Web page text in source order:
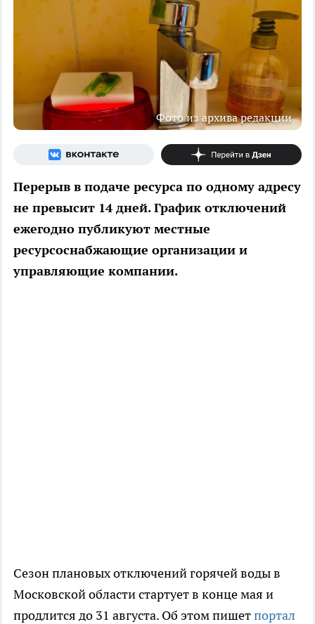
Фото из архива редакции
Перерыв в подаче ресурса по одному адресу
не превысит 14 дней. График отключений
ежегодно публикуют местные
ресурсоснабжающие организации и
управляющие компании.
Сезон плановых отключений горячей воды в
Московской области стартует в конце мая и
продлится до 31 августа. Об этом пишетпортал